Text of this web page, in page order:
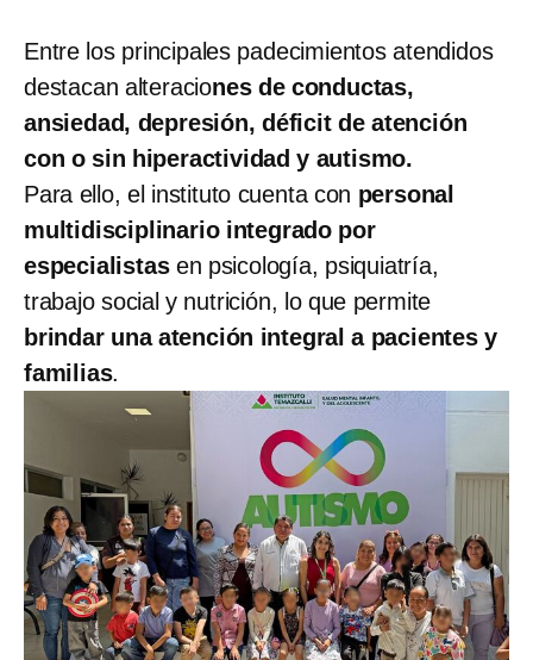
Entre los principales padecimientos atendidos
destacan alteraciones de conductas,
ansiedad, depresión, déficit de atención
con o sin hiperactividad y autismo.
Para ello, el instituto cuenta con personal
multidisciplinario integrado por
especialistasen psicología, psiquiatría,
trabajo social y nutrición, lo que permite
brindar una atención integral a pacientes y
familias.